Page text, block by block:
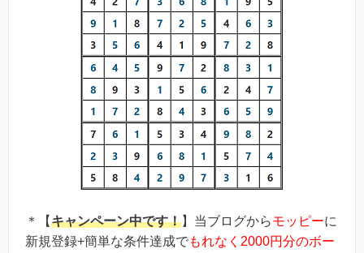
＊【キャンペーン中です！】当ブログからモッピーに
新規登録+簡単な条件達成でもれなく2000円分のボー